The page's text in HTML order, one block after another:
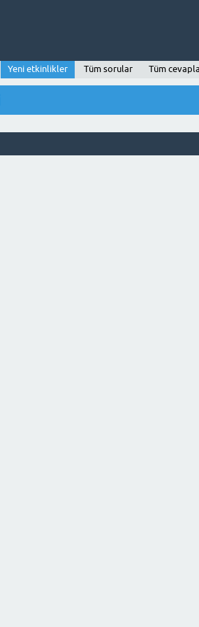
Yeni etkinlikler Tüm sorular Tüm